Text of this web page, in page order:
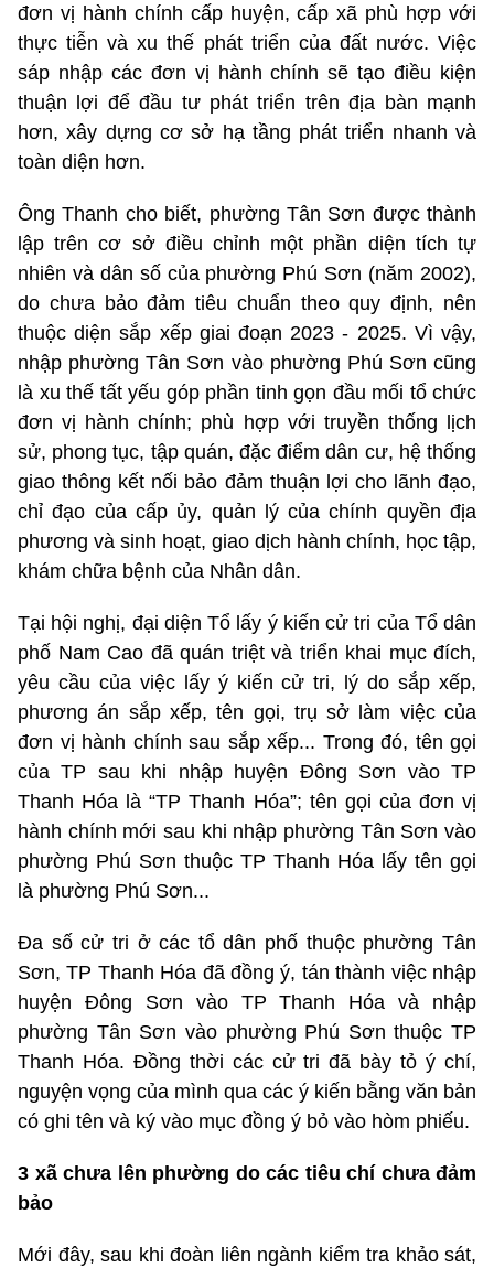
đơn vị hành chính cấp huyện, cấp xã phù hợp với
thực tiễn và xu thế phát triển của đất nước. Việc
sáp nhập các đơn vị hành chính sẽ tạo điều kiện
thuận lợi để đầu tư phát triển trên địa bàn mạnh
hơn, xây dựng cơ sở hạ tầng phát triển nhanh và
toàn diện hơn.
Ông Thanh cho biết, phường Tân Sơn được thành
lập trên cơ sở điều chỉnh một phần diện tích tự
nhiên và dân số của phường Phú Sơn (năm 2002),
do chưa bảo đảm tiêu chuẩn theo quy định, nên
thuộc diện sắp xếp giai đoạn 2023 - 2025. Vì vậy,
nhập phường Tân Sơn vào phường Phú Sơn cũng
là xu thế tất yếu góp phần tinh gọn đầu mối tổ chức
đơn vị hành chính; phù hợp với truyền thống lịch
sử, phong tục, tập quán, đặc điểm dân cư, hệ thống
giao thông kết nối bảo đảm thuận lợi cho lãnh đạo,
chỉ đạo của cấp ủy, quản lý của chính quyền địa
phương và sinh hoạt, giao dịch hành chính, học tập,
khám chữa bệnh của Nhân dân.
Tại hội nghị, đại diện Tổ lấy ý kiến cử tri của Tổ dân
phố Nam Cao đã quán triệt và triển khai mục đích,
yêu cầu của việc lấy ý kiến cử tri, lý do sắp xếp,
phương án sắp xếp, tên gọi, trụ sở làm việc của
đơn vị hành chính sau sắp xếp... Trong đó, tên gọi
của TP sau khi nhập huyện Đông Sơn vào TP
Thanh Hóa là “TP Thanh Hóa”; tên gọi của đơn vị
hành chính mới sau khi nhập phường Tân Sơn vào
phường Phú Sơn thuộc TP Thanh Hóa lấy tên gọi
là phường Phú Sơn...
Đa số cử tri ở các tổ dân phố thuộc phường Tân
Sơn, TP Thanh Hóa đã đồng ý, tán thành việc nhập
huyện Đông Sơn vào TP Thanh Hóa và nhập
phường Tân Sơn vào phường Phú Sơn thuộc TP
Thanh Hóa. Đồng thời các cử tri đã bày tỏ ý chí,
nguyện vọng của mình qua các ý kiến bằng văn bản
có ghi tên và ký vào mục đồng ý bỏ vào hòm phiếu.
3 xã chưa lên phường do các tiêu chí chưa đảm
bảo
Mới đây, sau khi đoàn liên ngành kiểm tra khảo sát,